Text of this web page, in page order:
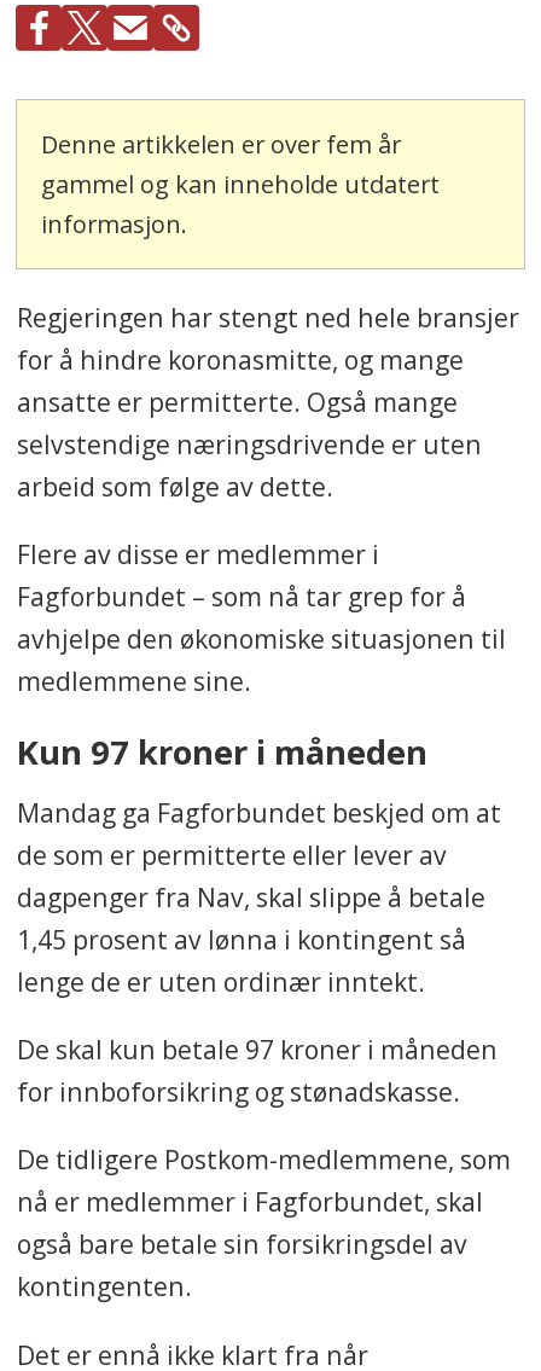
Denne artikkelen er over fem år
gammel og kan inneholde utdatert
informasjon.
Regjeringen har stengt ned hele bransjer
for å hindre koronasmitte, og mange
ansatte er permitterte. Også mange
selvstendige næringsdrivende er uten
arbeid som følge av dette.
Flere av disse er medlemmer i
Fagforbundet – som nå tar grep for å
avhjelpe den økonomiske situasjonen til
medlemmene sine.
Kun 97 kroner i måneden
Mandag ga Fagforbundet beskjed om at
de som er permitterte eller lever av
dagpenger fra Nav, skal slippe å betale
1,45 prosent av lønna i kontingent så
lenge de er uten ordinær inntekt.
De skal kun betale 97 kroner i måneden
for innboforsikring og stønadskasse.
De tidligere Postkom-medlemmene, som
nå er medlemmer i Fagforbundet, skal
også bare betale sin forsikringsdel av
kontingenten.
Det er ennå ikke klart fra når